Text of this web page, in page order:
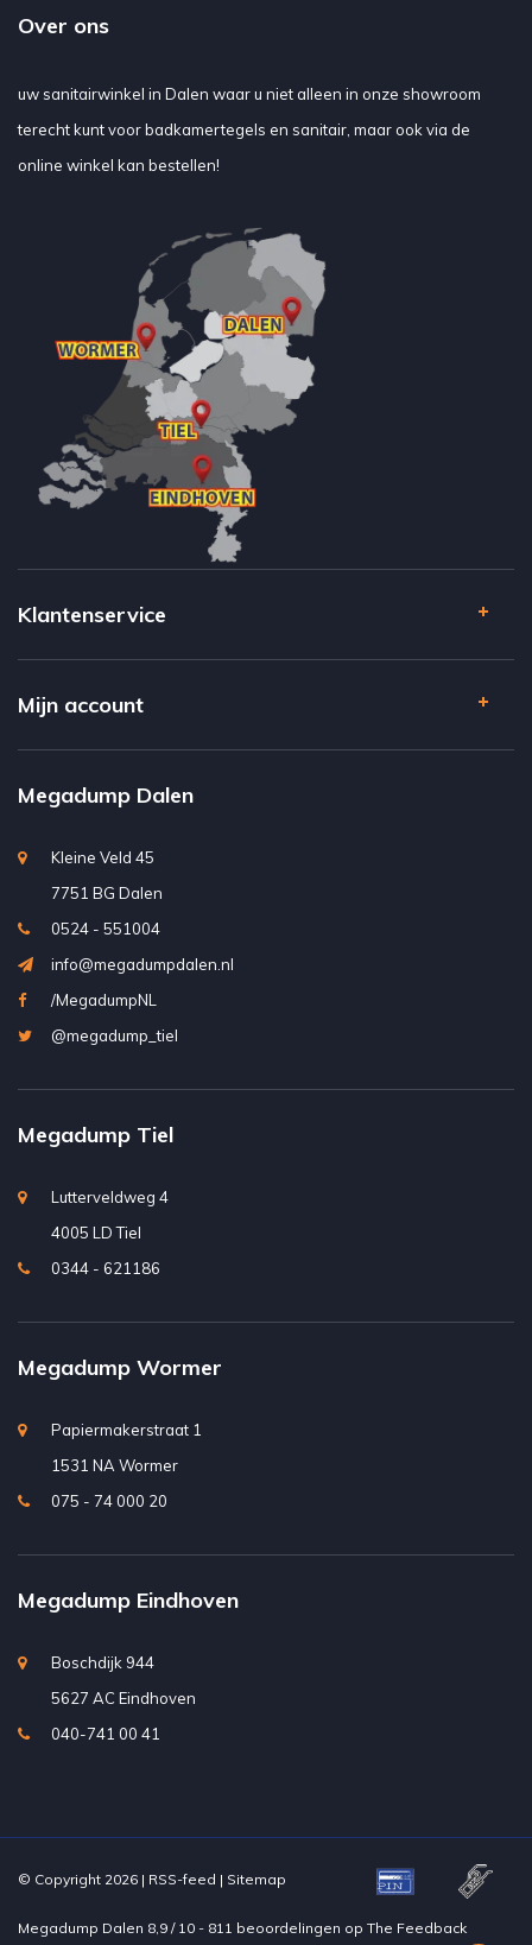
Over ons
uw sanitairwinkel in Dalen waar u niet alleen in onze showroom
terecht kunt voor badkamertegels en sanitair, maar ook via de
online winkel kan bestellen!
Klantenservice
Mijn account
Megadump Dalen
Kleine Veld 45
7751 BG Dalen
0524 - 551004
info@megadumpdalen.nl
/MegadumpNL
@megadump_tiel
Megadump Tiel
Lutterveldweg 4
4005 LD Tiel
0344 - 621186
Megadump Wormer
Papiermakerstraat 1
1531 NA Wormer
075 - 74 000 20
Megadump Eindhoven
Boschdijk 944
5627 AC Eindhoven
040-741 00 41
© Copyright 2026 | RSS-feed | Sitemap
Megadump Dalen 8,9 / 10 - 811 beoordelingen op The Feedback